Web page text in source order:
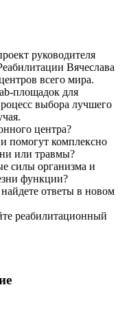
руководителя
Вячеслава
всего мира.
площадок для
выбора лучшего
центра?
помогут комплексно
или травмы?
силы организма и
функции?
ответы в новом
реабилитационный